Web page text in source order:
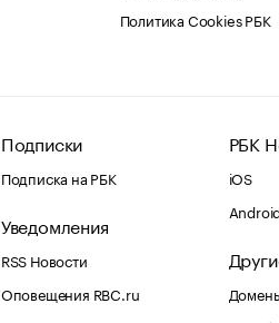
Политика Cookies РБК
Подписки
Подписка на РБК
Уведомления
RSS Новости
Оповещения RBC.ru
РБК
iOS